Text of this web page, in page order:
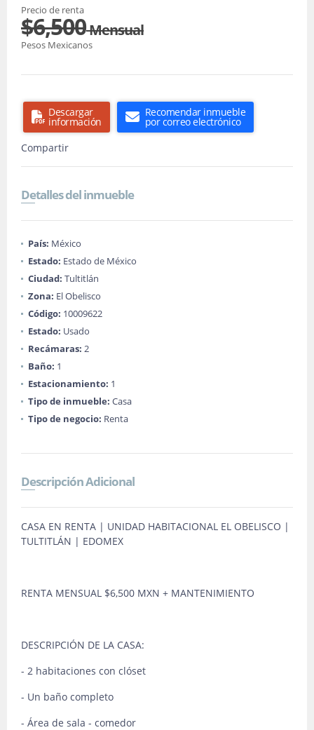
Precio de renta
$6,500Mensual
Pesos Mexicanos
Descargar
información
Recomendar inmueble
por correo electrónico
Compartir
Detalles del inmueble
País: México
Estado: Estado de México
Ciudad: Tultitlán
Zona: El Obelisco
Código: 10009622
Estado: Usado
Recámaras: 2
Baño: 1
Estacionamiento: 1
Tipo de inmueble: Casa
Tipo de negocio: Renta
Descripción Adicional
CASA EN RENTA | UNIDAD HABITACIONAL EL OBELISCO |
TULTITLÁN | EDOMEX
RENTA MENSUAL $6,500 MXN + MANTENIMIENTO
DESCRIPCIÓN DE LA CASA:
- 2 habitaciones con clóset
- Un baño completo
- Área de sala - comedor